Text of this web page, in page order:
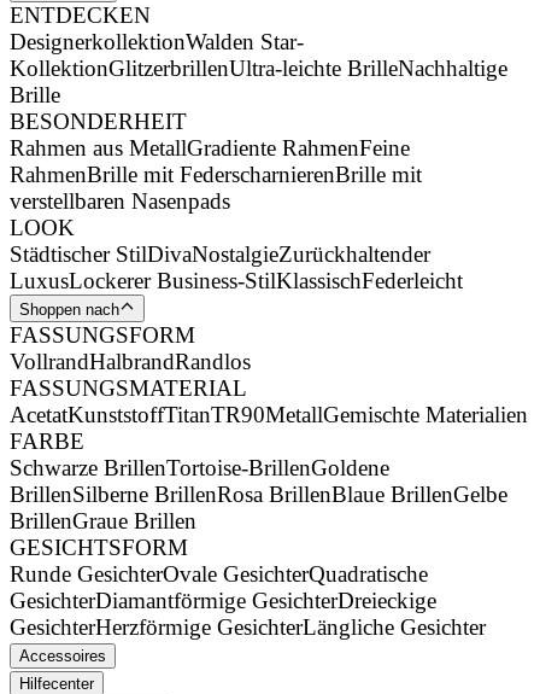
ENTDECKEN
DesignerkollektionWalden Star-
KollektionGlitzerbrillenUltra-leichte BrilleNachhaltige
Brille
BESONDERHEIT
Rahmen aus MetallGradiente RahmenFeine
RahmenBrille mit FederscharnierenBrille mit
verstellbaren Nasenpads
LOOK
Städtischer StilDivaNostalgieZurückhaltender
LuxusLockerer Business-StilKlassischFederleicht
Shoppen nach
FASSUNGSFORM
VollrandHalbrandRandlos
FASSUNGSMATERIAL
AcetatKunststoffTitanTR90MetallGemischte Materialien
FARBE
Schwarze BrillenTortoise-BrillenGoldene
BrillenSilberne BrillenRosa BrillenBlaue BrillenGelbe
BrillenGraue Brillen
GESICHTSFORM
Runde GesichterOvale GesichterQuadratische
GesichterDiamantförmige GesichterDreieckige
GesichterHerzförmige GesichterLängliche Gesichter
Accessoires
Hilfecenter